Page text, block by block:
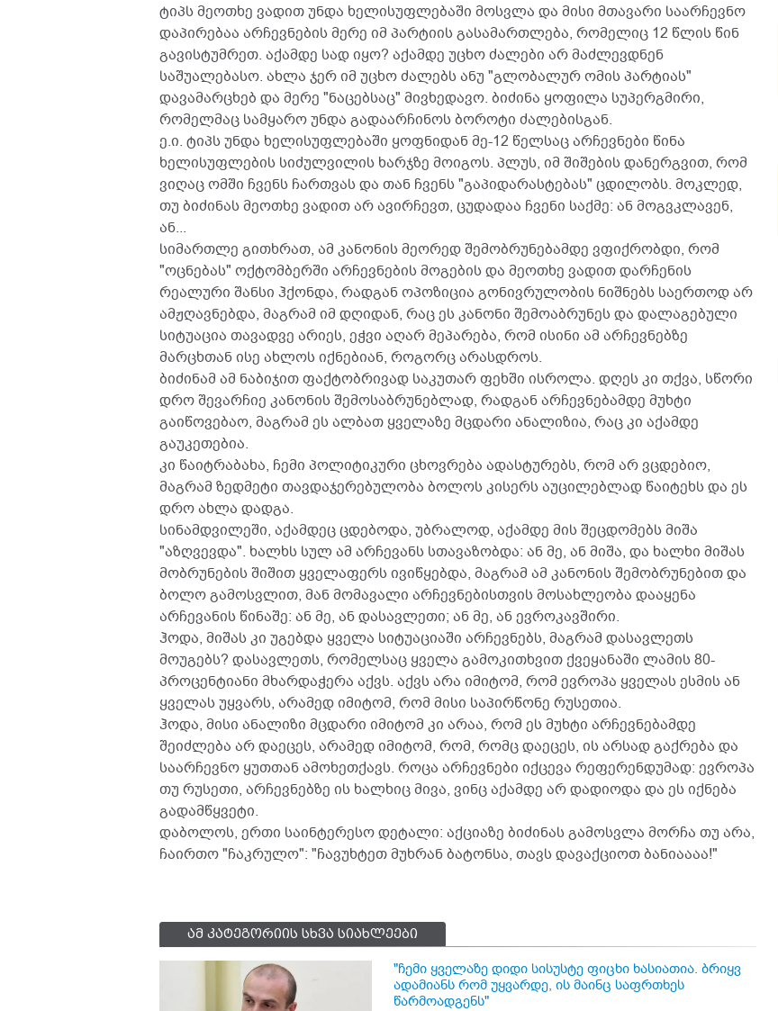
ტიპს მეოთხე ვადით უნდა ხელისუფლებაში მოსვლა და მისი მთავარი საარჩევნო
დაპირებაა არჩევნების მერე იმ პარტიის გასამართლება, რომელიც 12 წლის წინ
გავისტუმრეთ. აქამდე სად იყო? აქამდე უცხო ძალები არ მაძლევდნენ
საშუალებასო. ახლა ჯერ იმ უცხო ძალებს ანუ "გლობალურ ომის პარტიას"
დავამარცხებ და მერე "ნაცებსაც" მივხედავო. ბიძინა ყოფილა სუპერგმირი,
რომელმაც სამყარო უნდა გადაარჩინოს ბოროტი ძალებისგან.
ე.ი. ტიპს უნდა ხელისუფლებაში ყოფნიდან მე-12 წელსაც არჩევნები წინა
ხელისუფლების სიძულვილის ხარჯზე მოიგოს. პლუს, იმ შიშების დანერგვით, რომ
ვიღაც ომში ჩვენს ჩართვას და თან ჩვენს "გაპიდარასტებას" ცდილობს. მოკლედ,
თუ ბიძინას მეოთხე ვადით არ ავირჩევთ, ცუდადაა ჩვენი საქმე: ან მოგვკლავენ,
ან...
სიმართლე გითხრათ, ამ კანონის მეორედ შემობრუნებამდე ვფიქრობდი, რომ
"ოცნებას" ოქტომბერში არჩევნების მოგების და მეოთხე ვადით დარჩენის
რეალური შანსი ჰქონდა, რადგან ოპოზიცია გონივრულობის ნიშნებს საერთოდ არ
ამჟღავნებდა, მაგრამ იმ დღიდან, რაც ეს კანონი შემოაბრუნეს და დალაგებული
სიტუაცია თავადვე არიეს, ეჭვი აღარ მეპარება, რომ ისინი ამ არჩევნებზე
მარცხთან ისე ახლოს იქნებიან, როგორც არასდროს.
ბიძინამ ამ ნაბიჯით ფაქტობრივად საკუთარ ფეხში ისროლა. დღეს კი თქვა, სწორი
დრო შევარჩიე კანონის შემოსაბრუნებლად, რადგან არჩევნებამდე მუხტი
გაიწოვებაო, მაგრამ ეს ალბათ ყველაზე მცდარი ანალიზია, რაც კი აქამდე
გაუკეთებია.
კი წაიტრაბახა, ჩემი პოლიტიკური ცხოვრება ადასტურებს, რომ არ ვცდებიო,
მაგრამ ზედმეტი თავდაჯერებულობა ბოლოს კისერს აუცილებლად წაიტეხს და ეს
დრო ახლა დადგა.
სინამდვილეში, აქამდეც ცდებოდა, უბრალოდ, აქამდე მის შეცდომებს მიშა
"აზღვევდა". ხალხს სულ ამ არჩევანს სთავაზობდა: ან მე, ან მიშა, და ხალხი მიშას
მობრუნების შიშით ყველაფერს ივიწყებდა, მაგრამ ამ კანონის შემობრუნებით და
ბოლო გამოსვლით, მან მომავალი არჩევნებისთვის მოსახლეობა დააყენა
არჩევანის წინაშე: ან მე, ან დასავლეთი; ან მე, ან ევროკავშირი.
ჰოდა, მიშას კი უგებდა ყველა სიტუაციაში არჩევნებს, მაგრამ დასავლეთს
მოუგებს? დასავლეთს, რომელსაც ყველა გამოკითხვით ქვეყანაში ლამის 80-
პროცენტიანი მხარდაჭერა აქვს. აქვს არა იმიტომ, რომ ევროპა ყველას ესმის ან
ყველას უყვარს, არამედ იმიტომ, რომ მისი საპირწონე რუსეთია.
ჰოდა, მისი ანალიზი მცდარი იმიტომ კი არაა, რომ ეს მუხტი არჩევნებამდე
შეიძლება არ დაეცეს, არამედ იმიტომ, რომ, რომც დაეცეს, ის არსად გაქრება და
საარჩევნო ყუთთან ამოხეთქავს. როცა არჩევნები იქცევა რეფერენდუმად: ევროპა
თუ რუსეთი, არჩევნებზე ის ხალხიც მივა, ვინც აქამდე არ დადიოდა და ეს იქნება
გადამწყვეტი.
დაბოლოს, ერთი საინტერესო დეტალი: აქციაზე ბიძინას გამოსვლა მორჩა თუ არა,
ჩაირთო "ჩაკრულო": "ჩავუხტეთ მუხრან ბატონსა, თავს დავაქციოთ ბანიაააა!"
ამ კატეგორიის სხვა სიახლეები
"ჩემი ყველაზე დიდი სისუსტე ფიცხი ხასიათია. ბრიყვ
ადამიანს რომ უყვარდე, ის მაინც საფრთხეს
წარმოადგენს"